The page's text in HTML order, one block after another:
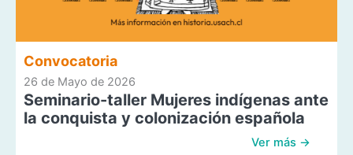
Convocatoria
26 de Mayo de 2026
Seminario-taller Mujeres indígenas ante
la conquista y colonización española
Ver más →